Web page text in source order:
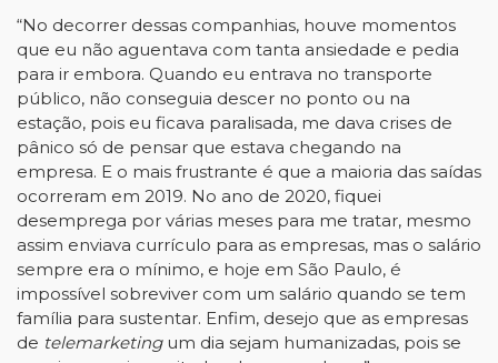
“No decorrer dessas companhias, houve momentos
que eu não aguentava com tanta ansiedade e pedia
para ir embora. Quando eu entrava no transporte
público, não conseguia descer no ponto ou na
estação, pois eu ficava paralisada, me dava crises de
pânico só de pensar que estava chegando na
empresa. E o mais frustrante é que a maioria das saídas
ocorreram em 2019. No ano de 2020, fiquei
desemprega por várias meses para me tratar, mesmo
assim enviava currículo para as empresas, mas o salário
sempre era o mínimo, e hoje em São Paulo, é
impossível sobreviver com um salário quando se tem
família para sustentar. Enfim, desejo que as empresas
de telemarketingum dia sejam humanizadas, pois se